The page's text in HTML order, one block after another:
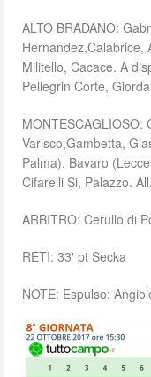
ALTO BRADANO:
Hernandez,Calabrice,
Militello, Cacace. A
Pellegrin Corte,
MONTESCAGLIOSO:
Varisco,Gambetta,
Palma), Bavaro
Cifarelli Si, Palazzo.
ARBITRO: Cerullo di
RETI: 33′ pt Secka
NOTE: Espulso: